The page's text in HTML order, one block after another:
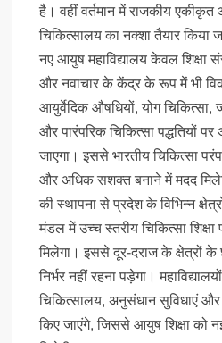
है। वहीं वर्तमान में राजकीय एकीकृत
चिकित्सालय का नक्शा तैयार किया
नए आयुष महाविद्यालय केवल शिक्षा
और नवाचार के केंद्र के रूप में भी
आयुर्वेदिक औषधियों, योग चिकित्सा,
और पारंपरिक चिकित्सा पद्धतियों
जाएगा। इससे भारतीय चिकित्सा
और अधिक सशक्त बनाने में मदद
की स्थापना से प्रदेश के विभिन्न
मंडल में उच्च स्तरीय चिकित्सा
मिलेगा। इससे दूर-दराज के क्षेत्रों के
निर्भर नहीं रहना पड़ेगा।
चिकित्सालय, अनुसंधान सुविधाएं
किए जाएंगे, जिससे आयुष शिक्षा को